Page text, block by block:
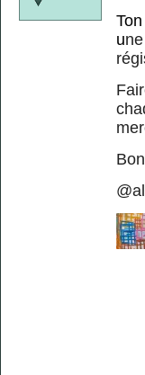
une